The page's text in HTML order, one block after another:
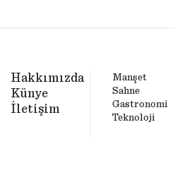
Hakkımızda
Künye
İletişim
Manşet
Sahne
Gastronomi
Teknoloji